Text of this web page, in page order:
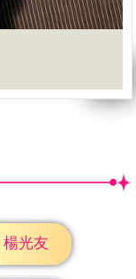
楊光友